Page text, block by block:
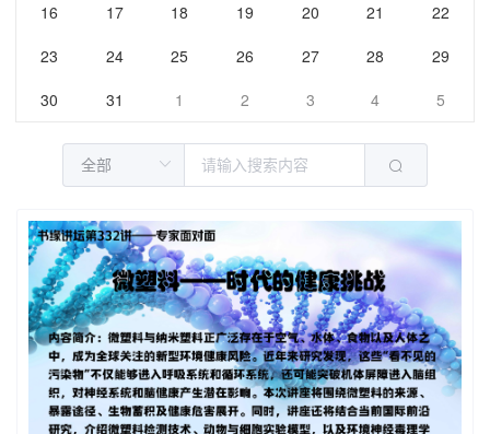
16
17 18 19 20 21
22
23
24 25 26 27 28
29
30
31 1 2 3 4 5